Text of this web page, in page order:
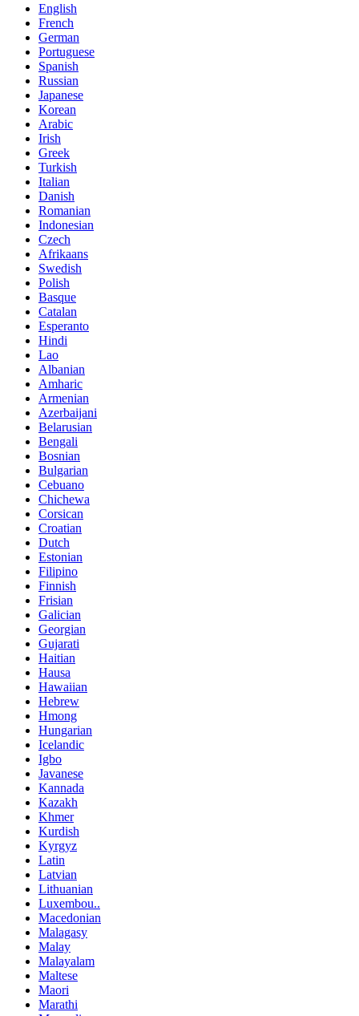
English
French
German
Portuguese
Spanish
Russian
Japanese
Korean
Arabic
Irish
Greek
Turkish
Italian
Danish
Romanian
Indonesian
Czech
Afrikaans
Swedish
Polish
Basque
Catalan
Esperanto
Hindi
Lao
Albanian
Amharic
Armenian
Azerbaijani
Belarusian
Bengali
Bosnian
Bulgarian
Cebuano
Chichewa
Corsican
Croatian
Dutch
Estonian
Filipino
Finnish
Frisian
Galician
Georgian
Gujarati
Haitian
Hausa
Hawaiian
Hebrew
Hmong
Hungarian
Icelandic
Igbo
Javanese
Kannada
Kazakh
Khmer
Kurdish
Kyrgyz
Latin
Latvian
Lithuanian
Luxembou..
Macedonian
Malagasy
Malay
Malayalam
Maltese
Maori
Marathi